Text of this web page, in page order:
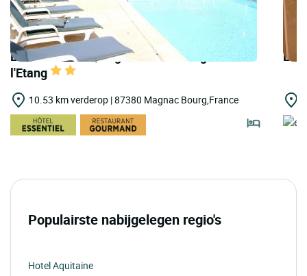
LOGIS HOTELS | Logis Hôtel Auberge de
l'Etang
10.53 km verderop | 87380 Magnac Bourg,France
Populairste nabijgelegen regio's
Hotel Aquitaine